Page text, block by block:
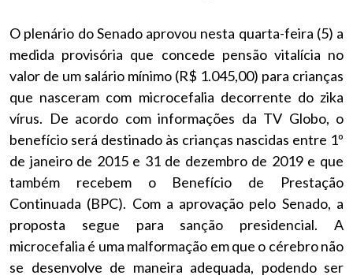
O plenário do Senado aprovou nesta quarta-feira (5) a
medida provisória que concede pensão vitalícia no
valor de um salário mínimo (R$ 1.045,00) para crianças
que nasceram com microcefalia decorrente do zika
vírus. De acordo com informações da TV Globo, o
benefício será destinado às crianças nascidas entre 1º
de janeiro de 2015 e 31 de dezembro de 2019 e que
também recebem o Benefício de Prestação
Continuada (BPC). Com a aprovação pelo Senado, a
proposta segue para sanção presidencial. A
microcefalia é uma malformação em que o cérebro não
se desenvolve de maneira adequada, podendo ser